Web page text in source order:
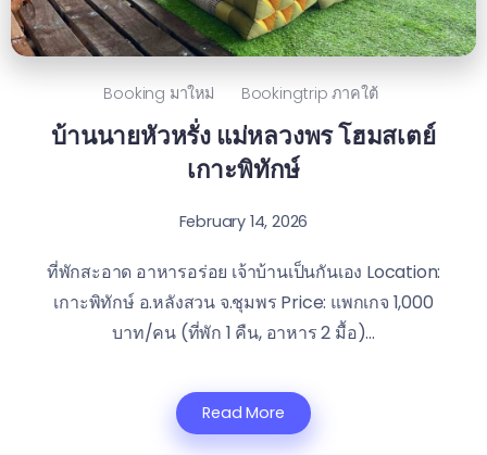
Booking มาใหม่ Bookingtrip ภาคใต้
บ้านนายหัวหรั่ง แม่หลวงพร โฮมสเตย์
เกาะพิทักษ์
February 14, 2026
ที่พักสะอาด อาหารอร่อย เจ้าบ้านเป็นกันเอง Location:
เกาะพิทักษ์ อ.หลังสวน จ.ชุมพร Price: แพกเกจ 1,000
บาท/คน (ที่พัก 1 คืน, อาหาร 2 มื้อ)...
Read More